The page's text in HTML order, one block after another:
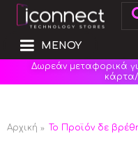
ΜΕΝΟΥ
Δωρεάν μεταφορικά
Αρχική Το Προϊόν δε